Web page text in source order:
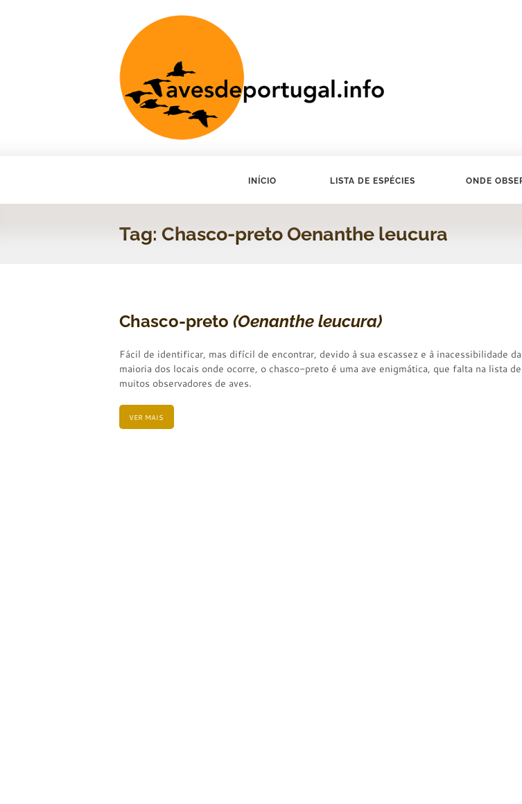
INÍCIO LISTA DE ESPÉCIES ONDE
Tag: Chasco-preto Oenanthe leucura
Chasco-preto (Oenanthe leucura)
Fácil de identificar, mas difícil de encontrar, devido à sua escassez e à inacessibilidade da
maioria dos locais onde ocorre, o chasco-preto é uma ave enigmática, que falta na lista de
muitos observadores de aves.
VER MAIS